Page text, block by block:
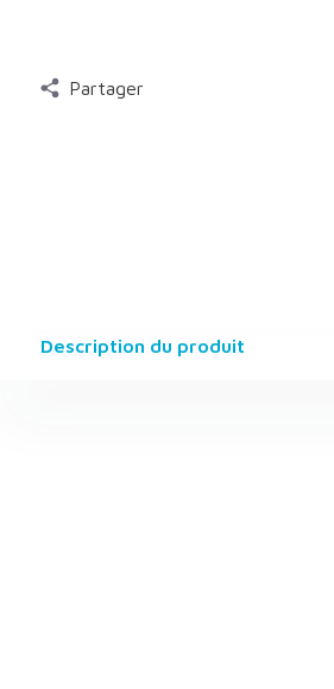
Partager
Description du produit